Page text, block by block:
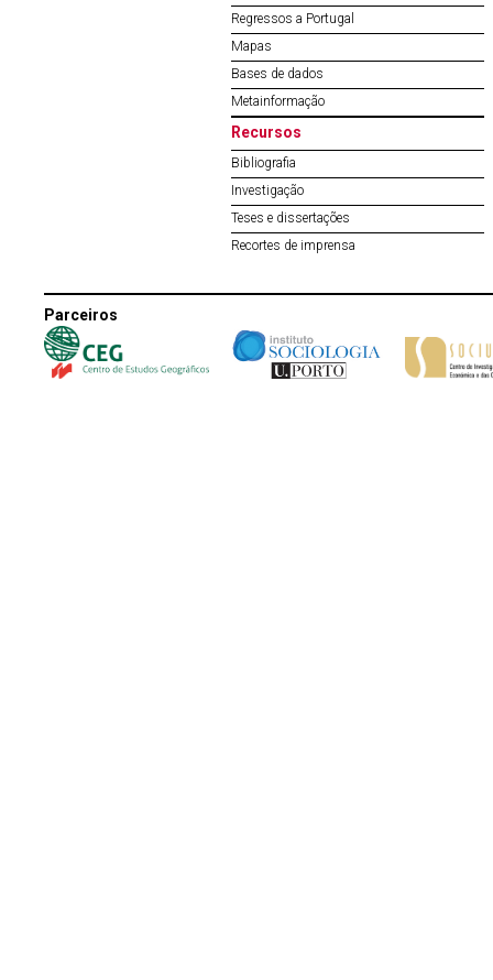
Regressos a Portugal
Mapas
Bases de dados
Metainformação
Recursos
Bibliografia
Investigação
Teses e dissertações
Recortes de imprensa
Parceiros